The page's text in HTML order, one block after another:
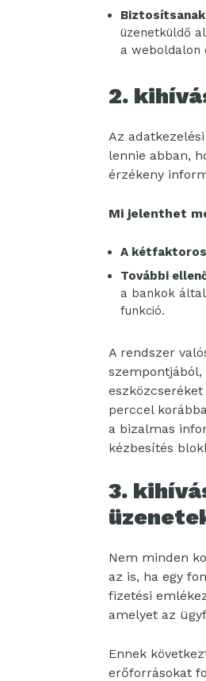
üzenetküldő
a weboldalon
2.
Az
lennie abban,
érzékeny
Mi jelenthet
A
További
a bankok
funkció.
A rendszer
szempontjából,
perccel
a bizalmas
kézbesítés
3.
Nem minden
az is, ha egy
fizetési
amelyet az
Ennek
erőforrásokat